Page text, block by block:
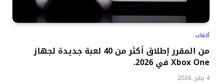
ألعاب
من المقرر إطلاق أكثر من 40 لعبة جديدة لجهاز
Xbox One في 2026.
4 يناير, 2026